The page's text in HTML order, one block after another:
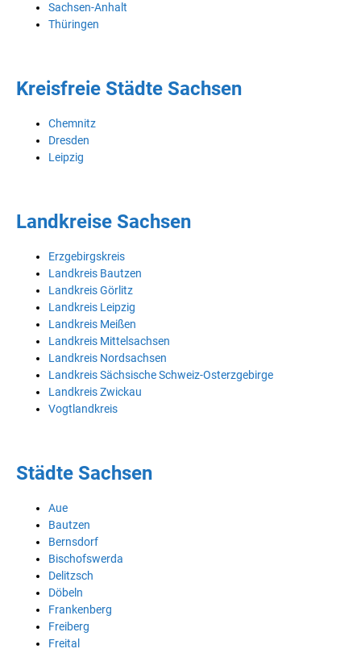
Sachsen-Anhalt
Thüringen
Kreisfreie Städte Sachsen
Chemnitz
Dresden
Leipzig
Landkreise Sachsen
Erzgebirgskreis
Landkreis Bautzen
Landkreis Görlitz
Landkreis Leipzig
Landkreis Meißen
Landkreis Mittelsachsen
Landkreis Nordsachsen
Landkreis Sächsische Schweiz-Osterzgebirge
Landkreis Zwickau
Vogtlandkreis
Städte Sachsen
Aue
Bautzen
Bernsdorf
Bischofswerda
Delitzsch
Döbeln
Frankenberg
Freiberg
Freital